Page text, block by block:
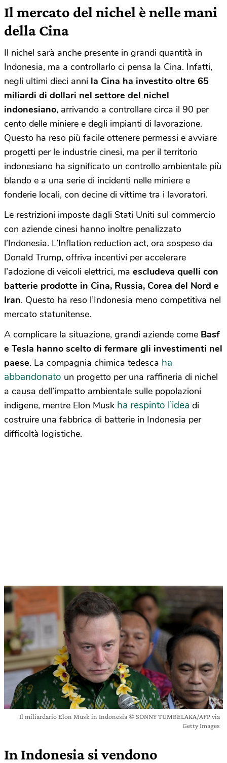
Il mercato del nichel è nelle mani
della Cina
Il nichel sarà anche presente in grandi quantità in
Indonesia, ma a controllarlo ci pensa la Cina. Infatti,
negli ultimi dieci anni la Cina ha investito oltre 65
miliardi di dollari nel settore del nichel
indonesiano, arrivando a controllare circa il 90 per
cento delle miniere e degli impianti di lavorazione.
Questo ha reso più facile ottenere permessi e avviare
progetti per le industrie cinesi, ma per il territorio
indonesiano ha significato un controllo ambientale più
blando e a una serie di incidenti nelle miniere e
fonderie locali, con decine di vittime tra i lavoratori.
Le restrizioni imposte dagli Stati Uniti sul commercio
con aziende cinesi hanno inoltre penalizzato
l’Indonesia. L’Inflation reduction act, ora sospeso da
Donald Trump, offriva incentivi per accelerare
l’adozione di veicoli elettrici, ma escludeva quelli con
batterie prodotte in Cina, Russia, Corea del Nord e
Iran. Questo ha reso l’Indonesia meno competitiva nel
mercato statunitense.
A complicare la situazione, grandi aziende come Basf
e Tesla hanno scelto di fermare gli investimenti nel
paese. La compagnia chimica tedesca ha
abbandonato un progetto per una raffineria di nichel
a causa dell’impatto ambientale sulle popolazioni
indigene, mentre Elon Musk ha respinto l’idea di
costruire una fabbrica di batterie in Indonesia per
difficoltà logistiche.
Il miliardario Elon Musk in Indonesia © SONNY TUMBELAKA/AFP via
Getty Images
In Indonesia si vendono